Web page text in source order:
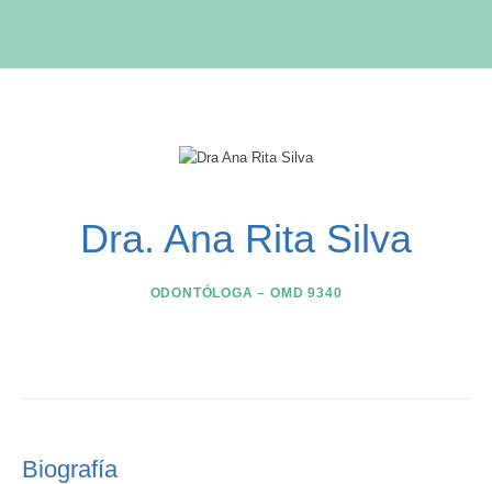
Dra. Ana Rita Silva
ODONTÓLOGA – OMD 9340
Biografía